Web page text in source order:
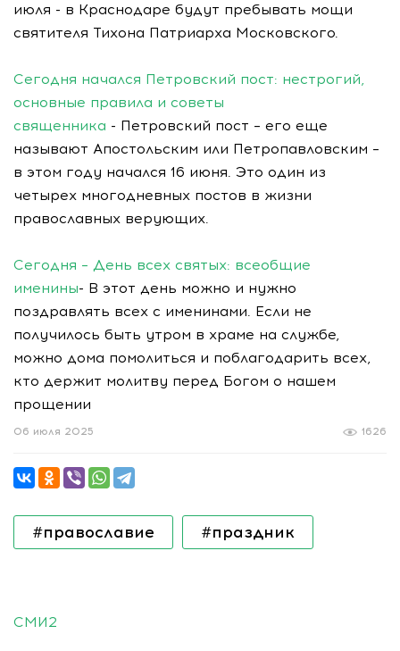
июля - в Краснодаре будут пребывать мощи
святителя Тихона Патриарха Московского.
Сегодня начался Петровский пост: нестрогий,
основные правила и советы
священника - Петровский пост – его еще
называют Апостольским или Петропавловским –
в этом году начался 16 июня. Это один из
четырех многодневных постов в жизни
православных верующих.
Сегодня – День всех святых: всеобщие
именины- В этот день можно и нужно
поздравлять всех с именинами. Если не
получилось быть утром в храме на службе,
можно дома помолиться и поблагодарить всех,
кто держит молитву перед Богом о нашем
прощении
1626
06 июля 2025
#православие #праздник
СМИ2